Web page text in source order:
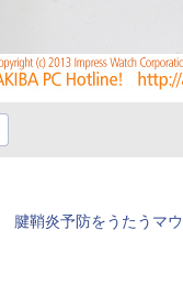
腱鞘炎予防をうたうマ